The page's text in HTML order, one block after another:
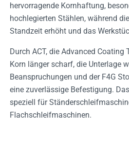
hervorragende Kornhaftung,
hochlegierten Stählen, während
Standzeit erhöht und das
Durch ACT, die Advanced Coating
Korn länger scharf, die Unterlage
Beanspruchungen und der F4G
eine zuverlässige Befestigung.
speziell für
Flachschleifmaschinen.